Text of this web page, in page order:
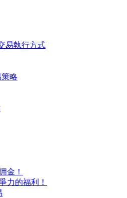
易執行方式
略
金！
力的福利！